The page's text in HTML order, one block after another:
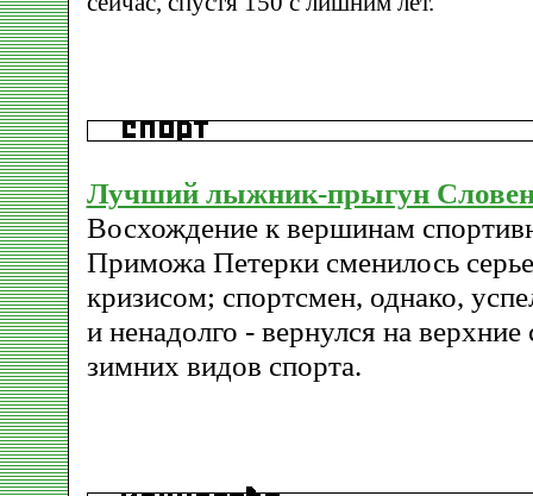
Лучший лыжник-прыгун
Восхождение к вершинам
Приможа Петерки сменилось
кризисом; спортсмен, однако,
и ненадолго - вернулся на верхние
зимних видов спорта.